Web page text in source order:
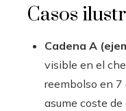
Casos
Cadena A
visible en el
reembolso en 7
asume coste